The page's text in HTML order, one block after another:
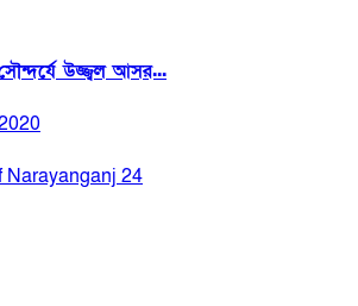
উজ্জ্বল আসর...
Narayanganj 24